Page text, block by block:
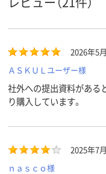
枚数
×5冊）
A4 （210 × 297
アスクル
商品環境
スコア
55
2026年5
ＡＳＫＵＬユーザー様
社外への提出資料がある
り購入しています。
2025年7
ｎａｓｃｏ様